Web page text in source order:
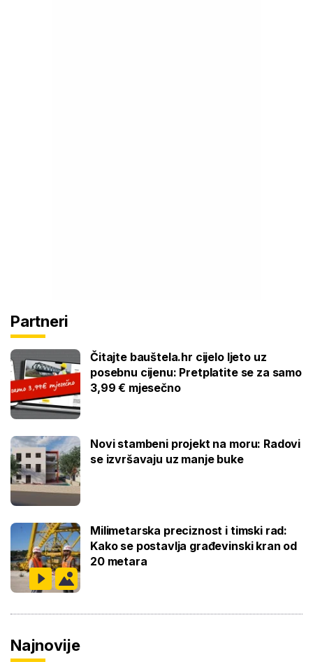
Partneri
Čitajte bauštela.hr cijelo ljeto uz
posebnu cijenu: Pretplatite se za samo
3,99 € mjesečno
Novi stambeni projekt na moru: Radovi
se izvršavaju uz manje buke
Milimetarska preciznost i timski rad:
Kako se postavlja građevinski kran od
20 metara
Najnovije